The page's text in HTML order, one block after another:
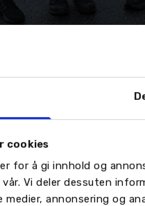
cookies
for å gi innhold og
Vi deler dessuten
medier, annonsering og
Aasbø (t.v),